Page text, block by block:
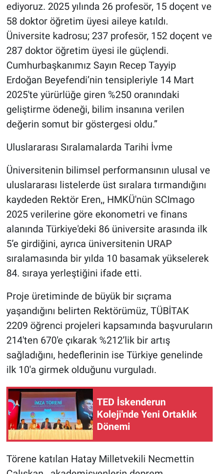
ediyoruz. 2025 yılında 26 profesör, 15 doçent ve
58 doktor öğretim üyesi aileye katıldı.
Üniversite kadrosu; 237 profesör, 152 doçent ve
287 doktor öğretim üyesi ile güçlendi.
Cumhurbaşkanımız Sayın Recep Tayyip
Erdoğan Beyefendi’nin tensipleriyle 14 Mart
2025'te yürürlüğe giren %250 oranındaki
geliştirme ödeneği, bilim insanına verilen
değerin somut bir göstergesi oldu.”
Uluslararası Sıralamalarda Tarihi İvme
Üniversitenin bilimsel performansının ulusal ve
uluslararası listelerde üst sıralara tırmandığını
kaydeden Rektör Eren,, HMKÜ'nün SCImago
2025 verilerine göre ekonometri ve finans
alanında Türkiye'deki 86 üniversite arasında ilk
5’e girdiğini, ayrıca üniversitenin URAP
sıralamasında bir yılda 10 basamak yükselerek
84. sıraya yerleştiğini ifade etti.
Proje üretiminde de büyük bir sıçrama
yaşandığını belirten Rektörümüz, TÜBİTAK
2209 öğrenci projeleri kapsamında başvuruların
214'ten 670'e çıkarak %212’lik bir artış
sağladığını, hedeflerinin ise Türkiye genelinde
ilk 10'a girmek olduğunu vurguladı.
TED İskenderun
Koleji'nde Yeni Ortaklık
Dönemi
Törene katılan Hatay Milletvekili Necmettin